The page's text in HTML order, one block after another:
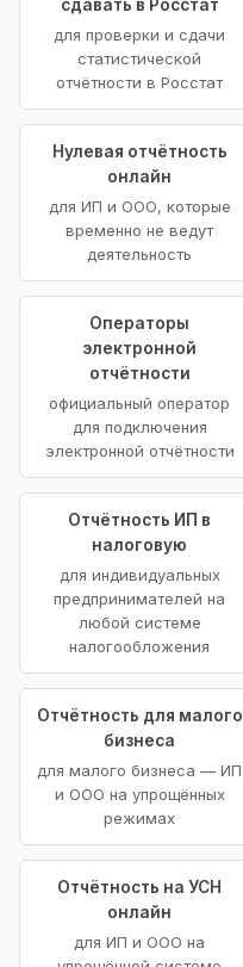
сдавать в Росстат
для проверки и сдачи
статистической
отчётности в Росстат
Нулевая отчётность
онлайн
для ИП и ООО, которые
временно не ведут
деятельность
Операторы
электронной
отчётности
официальный оператор
для подключения
электронной отчётности
Отчётность ИП в
налоговую
для индивидуальных
предпринимателей на
любой системе
налогообложения
Отчётность для малого
бизнеса
для малого бизнеса — ИП
и ООО на упрощённых
режимах
Отчётность на УСН
онлайн
для ИП и ООО на